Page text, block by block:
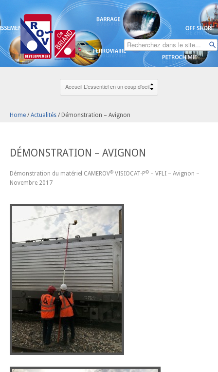
Home /Actualités / Démonstration – Avignon
DÉMONSTRATION – AVIGNON
Démonstration du matériel CAMEROV® VISIOCAT-P© – VFLI – Avignon –
Novembre 2017